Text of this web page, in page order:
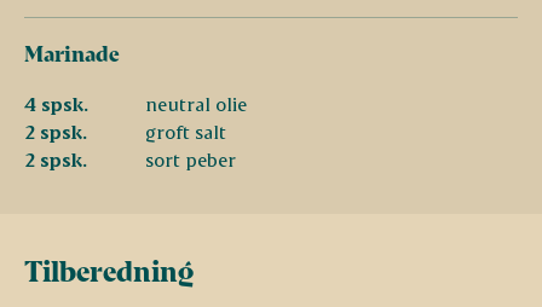
Marinade
4 spsk.
neutral olie
2 spsk.
groft salt
2 spsk.
sort peber
Tilberedning